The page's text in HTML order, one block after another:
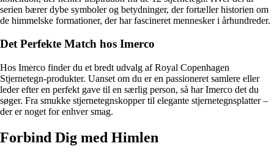
serien bærer dybe symboler og betydninger, der fortæller historien om
de himmelske formationer, der har fascineret mennesker i århundreder.
Det Perfekte Match hos Imerco
Hos Imerco finder du et bredt udvalg af Royal Copenhagen
Stjernetegn-produkter. Uanset om du er en passioneret samlere eller
leder efter en perfekt gave til en særlig person, så har Imerco det du
søger. Fra smukke stjernetegnskopper til elegante stjernetegnsplatter –
der er noget for enhver smag.
Forbind Dig med Himlen